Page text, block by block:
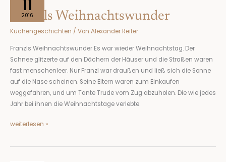
11
2016
Franzls Weihnachtswunder
Küchengeschichten / Von Alexander Reiter
Franzls Weihnachtswunder Es war wieder Weihnachtstag. Der
Schnee glitzerte auf den Dächern der Häuser und die Straßen waren
fast menschenleer. Nur Franzl war draußen und ließ sich die Sonne
auf die Nase scheinen. Seine Eltern waren zum Einkaufen
weggefahren, und um Tante Trude vom Zug abzuholen. Die wie jedes
Jahr bei ihnen die Weihnachtstage verlebte.
weiterlesen »